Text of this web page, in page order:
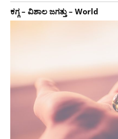
ಕಗ್ಗ – ವಿಶಾಲ ಜಗತ್ತು – World